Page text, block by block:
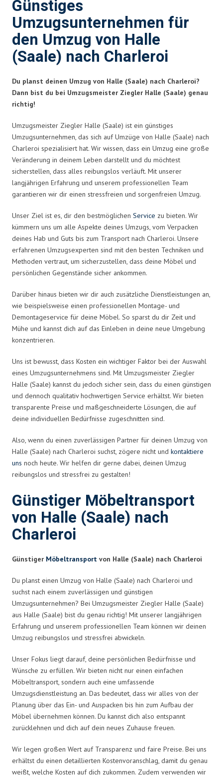
Günstiges
Umzugsunternehmen für
den Umzug von Halle
(Saale) nach Charleroi
Du planst deinen Umzug von Halle (Saale) nach Charleroi?
Dann bist du bei Umzugsmeister Ziegler Halle (Saale) genau
richtig!
Umzugsmeister Ziegler Halle (Saale) ist ein günstiges
Umzugsunternehmen, das sich auf Umzüge von Halle (Saale) nach
Charleroi spezialisiert hat. Wir wissen, dass ein Umzug eine große
Veränderung in deinem Leben darstellt und du möchtest
sicherstellen, dass alles reibungslos verläuft. Mit unserer
langjährigen Erfahrung und unserem professionellen Team
garantieren wir dir einen stressfreien und sorgenfreien Umzug.
Unser Ziel ist es, dir den bestmöglichen Service zu bieten. Wir
kümmern uns um alle Aspekte deines Umzugs, vom Verpacken
deines Hab und Guts bis zum Transport nach Charleroi. Unsere
erfahrenen Umzugsexperten sind mit den besten Techniken und
Methoden vertraut, um sicherzustellen, dass deine Möbel und
persönlichen Gegenstände sicher ankommen.
Darüber hinaus bieten wir dir auch zusätzliche Dienstleistungen an,
wie beispielsweise einen professionellen Montage- und
Demontageservice für deine Möbel. So sparst du dir Zeit und
Mühe und kannst dich auf das Einleben in deine neue Umgebung
konzentrieren.
Uns ist bewusst, dass Kosten ein wichtiger Faktor bei der Auswahl
eines Umzugsunternehmens sind. Mit Umzugsmeister Ziegler
Halle (Saale) kannst du jedoch sicher sein, dass du einen günstigen
und dennoch qualitativ hochwertigen Service erhältst. Wir bieten
transparente Preise und maßgeschneiderte Lösungen, die auf
deine individuellen Bedürfnisse zugeschnitten sind.
Also, wenn du einen zuverlässigen Partner für deinen Umzug von
Halle (Saale) nach Charleroi suchst, zögere nicht und kontaktiere
uns noch heute. Wir helfen dir gerne dabei, deinen Umzug
reibungslos und stressfrei zu gestalten!
Günstiger Möbeltransport
von Halle (Saale) nach
Charleroi
Günstiger Möbeltransport von Halle (Saale) nach Charleroi
Du planst einen Umzug von Halle (Saale) nach Charleroi und
suchst nach einem zuverlässigen und günstigen
Umzugsunternehmen? Bei Umzugsmeister Ziegler Halle (Saale)
aus Halle (Saale) bist du genau richtig! Mit unserer langjährigen
Erfahrung und unserem professionellen Team können wir deinen
Umzug reibungslos und stressfrei abwickeln.
Unser Fokus liegt darauf, deine persönlichen Bedürfnisse und
Wünsche zu erfüllen. Wir bieten nicht nur einen einfachen
Möbeltransport, sondern auch eine umfassende
Umzugsdienstleistung an. Das bedeutet, dass wir alles von der
Planung über das Ein- und Auspacken bis hin zum Aufbau der
Möbel übernehmen können. Du kannst dich also entspannt
zurücklehnen und dich auf dein neues Zuhause freuen.
Wir legen großen Wert auf Transparenz und faire Preise. Bei uns
erhältst du einen detaillierten Kostenvoranschlag, damit du genau
weißt, welche Kosten auf dich zukommen. Zudem verwenden wir